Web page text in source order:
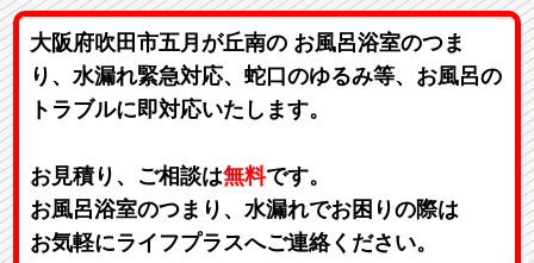
大阪府吹田市五月が丘南の お風呂浴室のつま
り、水漏れ緊急対応、蛇口のゆるみ等、お風呂の
トラブルに即対応いたします。
お見積り、ご相談は無料です。
お風呂浴室のつまり、水漏れでお困りの際は
お気軽にライフプラスへご連絡ください。